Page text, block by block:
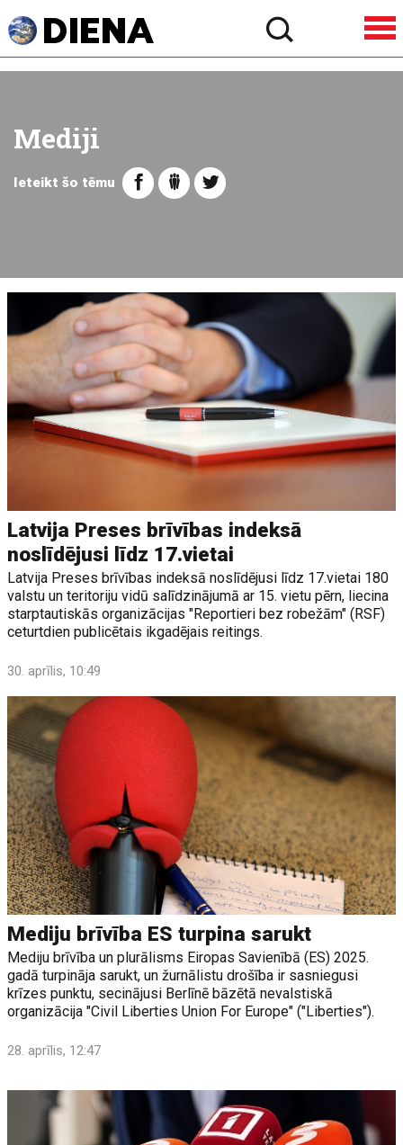
Mediji
Ieteikt šo tēmu
Latvija Preses brīvības indeksā
noslīdējusi līdz 17.vietai
Latvija Preses brīvības indeksā noslīdējusi līdz 17.vietai 180
valstu un teritoriju vidū salīdzinājumā ar 15. vietu pērn, liecina
starptautiskās organizācijas "Reportieri bez robežām" (RSF)
ceturtdien publicētais ikgadējais reitings.
30. aprīlis, 10:49
Mediju brīvība ES turpina sarukt
Mediju brīvība un plurālisms Eiropas Savienībā (ES) 2025.
gadā turpināja sarukt, un žurnālistu drošība ir sasniegusi
krīzes punktu, secinājusi Berlīnē bāzētā nevalstiskā
organizācija "Civil Liberties Union For Europe" ("Liberties").
28. aprīlis, 12:47